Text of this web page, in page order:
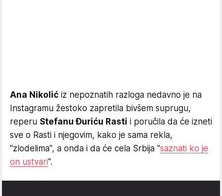
Ana Nikolić iz nepoznatih razloga nedavno je na
Instagramu žestoko zapretila bivšem suprugu,
reperu Stefanu Đuriću Rasti i poručila da će izneti
sve o Rasti i njegovim, kako je sama rekla,
"zlodelima", a onda i da će cela Srbija "saznati ko je
on ustvari".